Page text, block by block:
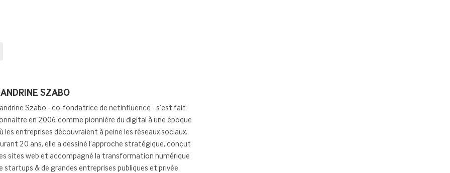
SZABO
Szabo - co-fondatrice de netinfluence - s’est fait
en 2006 comme pionnière du digital à une époque
les entreprises découvraient à peine les réseaux sociaux.
20 ans, elle a dessiné l’approche stratégique, conçut
sites web et accompagné la transformation numérique
startups & de grandes entreprises publiques et privée.